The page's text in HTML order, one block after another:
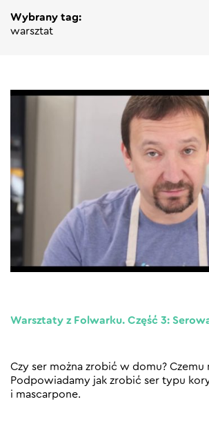
Wybrany tag:
warsztat
Warsztaty z Folwarku. Część 3:
Czy ser można zrobić w domu? Czemu
Podpowiadamy jak zrobić ser typu
i mascarpone.